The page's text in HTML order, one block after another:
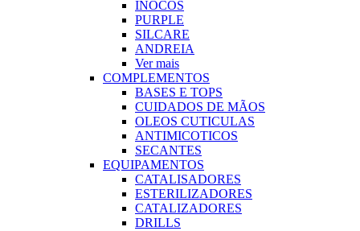
INOCOS
PURPLE
SILCARE
ANDREIA
Ver mais
COMPLEMENTOS
BASES E TOPS
CUIDADOS DE MÃOS
OLEOS CUTICULAS
ANTIMICOTICOS
SECANTES
EQUIPAMENTOS
CATALISADORES
ESTERILIZADORES
CATALIZADORES
DRILLS